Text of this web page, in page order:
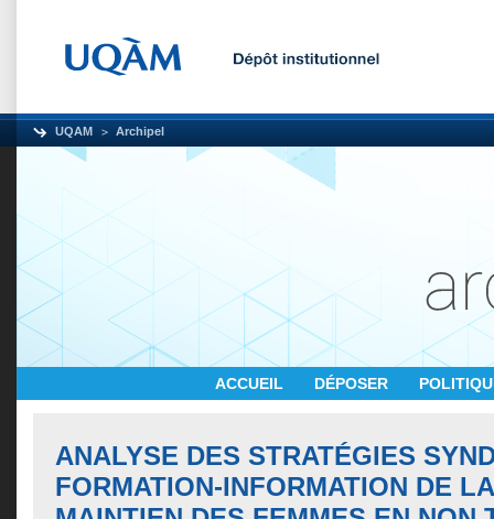
UQAM Archipel
ACCUEIL DÉPOSER
ANALYSE DES STRATÉGIES
FORMATION-INFORMATION DE